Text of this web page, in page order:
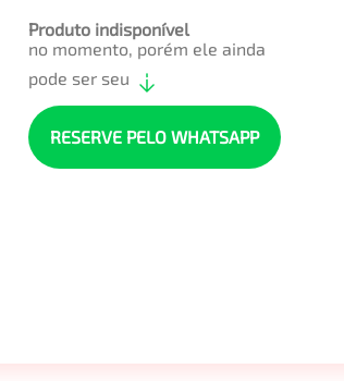
Produto indisponível
no momento, porém ele ainda
pode ser seu
RESERVE PELO WHATSAPP